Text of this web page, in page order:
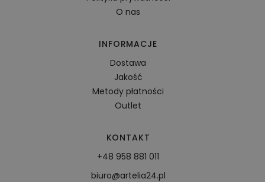
O nas
INFORMACJE
Dostawa
Jakość
Metody płatności
Outlet
KONTAKT
+48 958 881 011
biuro@artelia24.pl